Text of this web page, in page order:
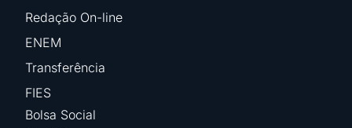
Redação On-line
ENEM
Transferência
FIES
Bolsa Social